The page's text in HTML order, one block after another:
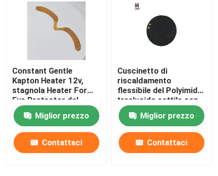
Constant Gentle
Kapton Heater 12v,
stagnola Heater For
Eye Protector del
Polyimide
Miglior prezzo
Contattaci
Cuscinetto di
riscaldamento
flessibile del Polyimide
traslucido sottile con
controllo della
temperatura accurato
Miglior prezzo
Contattaci